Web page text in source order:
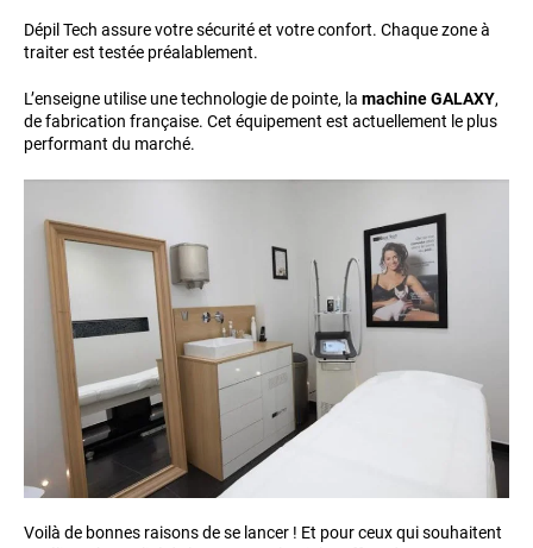
Dépil Tech assure votre sécurité et votre confort. Chaque zone à
traiter est testée préalablement.
L’enseigne utilise une technologie de pointe, la machine GALAXY,
de fabrication française. Cet équipement est actuellement le plus
performant du marché.
Voilà de bonnes raisons de se lancer ! Et pour ceux qui souhaitent